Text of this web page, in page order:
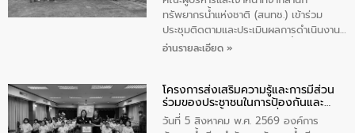
ทรัพยากรน้ำแห่งชาติ (สนทช.) เข้าร่วม
ประชุมติดตามและประเมินผลการดำเนินงาน
ตามพระราชบัญญัติทรัพยากรน้ำ พ.ศ. 2561
วัดสิงห์ จังหวัดชัยนาท โดยมีนายแสงชัย
สุขชื่น นายกเทศมนตรีตำบลวัดสิงห์ คณะผู้
บริหารเทศบาลตำบลวัดสิงห์ ผู้นำชุมชน และ
อ่านรายละเอียด »
โครงการส่งเสริมความรู้และการมีส่วน
ร่วมของประชาชนในการป้องกันและ
แก้ไขปัญหาน้ำเสียอย่างยั่งยืน
วันที่ 5 สิงหาคม พ.ศ. 2569 องค์การ